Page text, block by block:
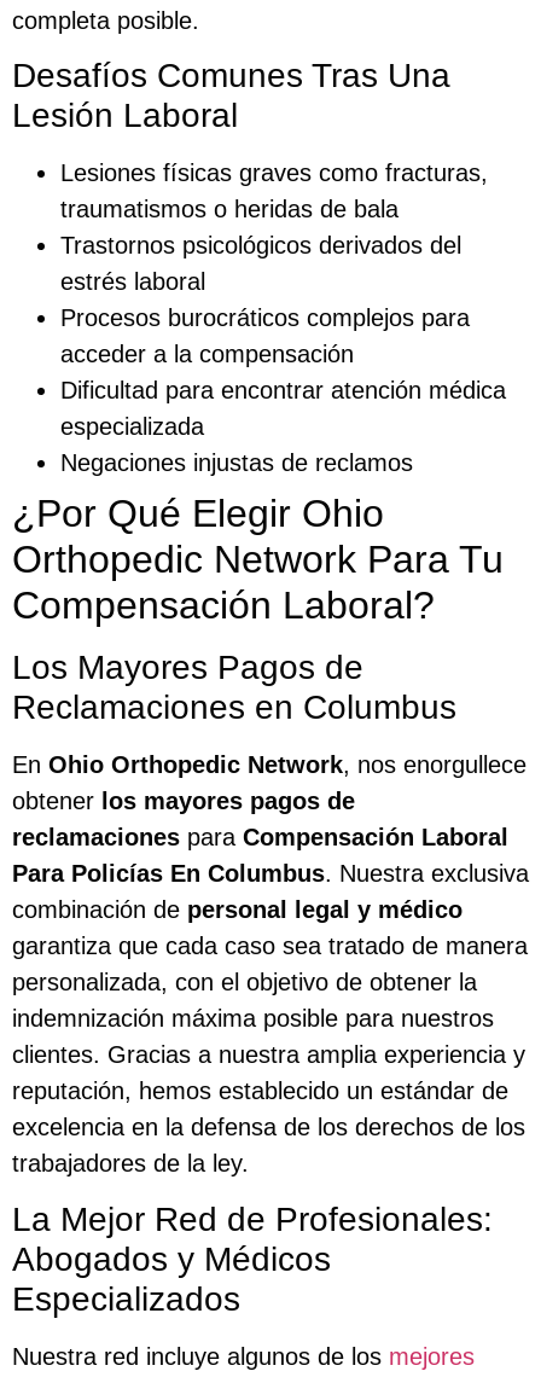
completa posible.
Desafíos Comunes Tras Una
Lesión Laboral
Lesiones físicas graves como fracturas,
traumatismos o heridas de bala
Trastornos psicológicos derivados del
estrés laboral
Procesos burocráticos complejos para
acceder a la compensación
Dificultad para encontrar atención médica
especializada
Negaciones injustas de reclamos
¿Por Qué Elegir Ohio
Orthopedic Network Para Tu
Compensación Laboral?
Los Mayores Pagos de
Reclamaciones en Columbus
En Ohio Orthopedic Network, nos enorgullece
obtener los mayores pagos de
reclamaciones para Compensación Laboral
Para Policías En Columbus. Nuestra exclusiva
combinación de personal legal y médico
garantiza que cada caso sea tratado de manera
personalizada, con el objetivo de obtener la
indemnización máxima posible para nuestros
clientes. Gracias a nuestra amplia experiencia y
reputación, hemos establecido un estándar de
excelencia en la defensa de los derechos de los
trabajadores de la ley.
La Mejor Red de Profesionales:
Abogados y Médicos
Especializados
Nuestra red incluye algunos de los mejores